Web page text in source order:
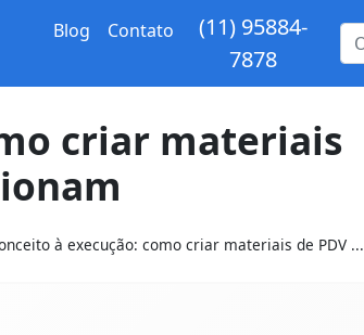
Blog Contato
(11) 95884-
7878
criar materiais
à execução: como criar materiais de PDV ...